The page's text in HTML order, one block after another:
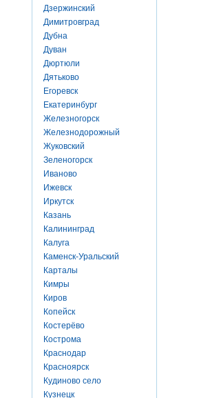
Дзержинский
Димитровград
Дубна
Дуван
Дюртюли
Дятьково
Егоревск
Екатеринбург
Железногорск
Железнодорожный
Жуковский
Зеленогорск
Иваново
Ижевск
Иркутск
Казань
Калининград
Калуга
Каменск-Уральский
Карталы
Кимры
Киров
Копейск
Костерёво
Кострома
Краснодар
Красноярск
Кудиново село
Кузнецк